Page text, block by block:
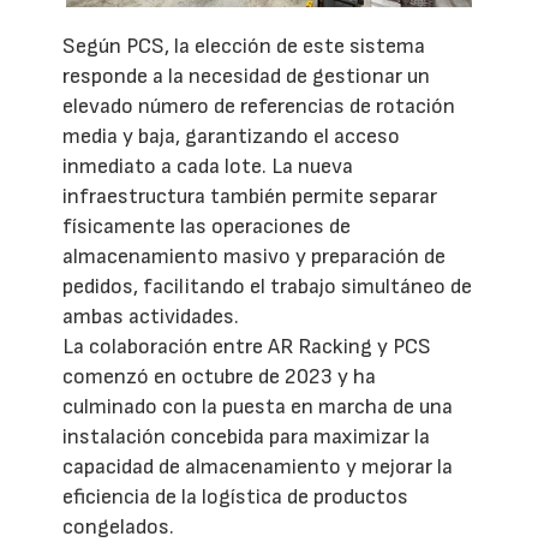
Según PCS, la elección de este sistema
responde a la necesidad de gestionar un
elevado número de referencias de rotación
media y baja, garantizando el acceso
inmediato a cada lote. La nueva
infraestructura también permite separar
físicamente las operaciones de
almacenamiento masivo y preparación de
pedidos, facilitando el trabajo simultáneo de
ambas actividades.
La colaboración entre AR Racking y PCS
comenzó en octubre de 2023 y ha
culminado con la puesta en marcha de una
instalación concebida para maximizar la
capacidad de almacenamiento y mejorar la
eficiencia de la logística de productos
congelados.